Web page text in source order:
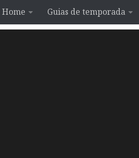
Home Guias de temporada